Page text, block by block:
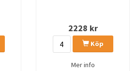
2228 kr
Köp
Mer info